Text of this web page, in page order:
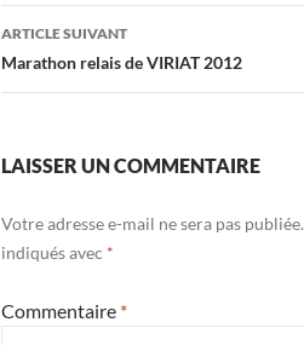
articles
ARTICLE SUIVANT
Marathon relais de VIRIAT 2012
LAISSER UN COMMENTAIRE
Votre adresse e-mail ne sera pas publiée.
indiqués avec *
Commentaire *